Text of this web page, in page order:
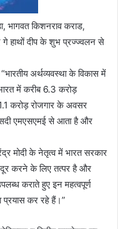
भागवत किशनराव कराड,
गे हाथों दीप के शुभ प्रज्ज्वलन से
अर्थव्यवस्था के विकास में
में करीब 6.3 करोड़
करोड़ रोजगार के अवसर
एमएसएमई से आता है और
मोदी के नेतृत्व में भारत सरकार
दूर करने के लिए तत्पर है और
कराते हुए इन महत्वपूर्ण
प्रयास कर रहे हैं।”